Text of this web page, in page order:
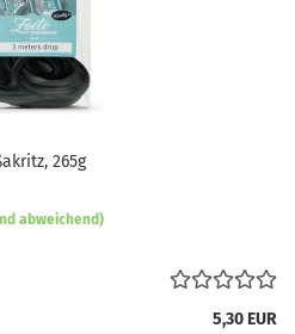
265g
abweichend)
5,30 EUR